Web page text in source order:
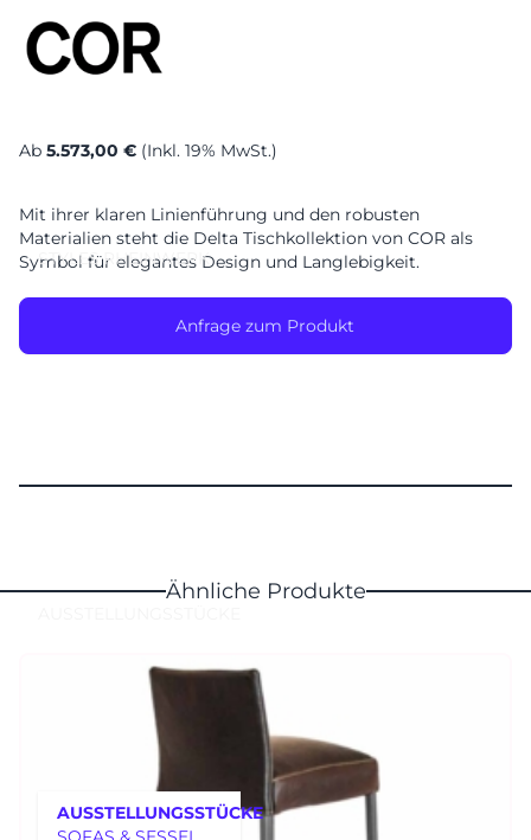
STYLES RHEINWERK
AUSSTELLUNGSSTÜCKE
Ab 5.573,00 € (Inkl. 19% MwSt.)
Mit ihrer klaren Linienführung und den robusten
Materialien steht die Delta Tischkollektion von COR als
Symbol für elegantes Design und Langlebigkeit.
Anfrage zum Produkt
Ähnliche Produkte
Montag geschlossen